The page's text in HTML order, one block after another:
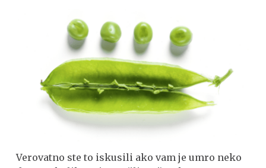
Verovatno ste to iskusili ako vam je umro neko